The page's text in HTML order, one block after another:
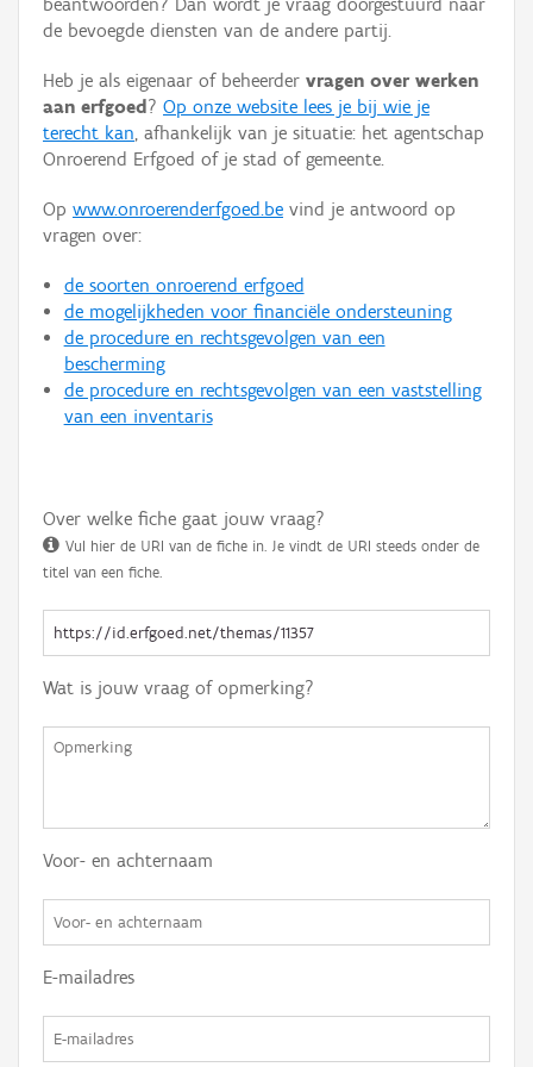
Persoon of collectief
Hergebruik
Aanmelden
de bevoegde diensten van de andere partij.
Heb je als eigenaar of beheerder vragen over werken
aan erfgoed ? Op onze website lees je bij wie je
terecht kan, afhankelijk van je situatie: het agentschap
Onroerend Erfgoed of je stad of gemeente.
Op www.onroerenderfgoed.be vind je antwoord op
vragen over:
de soorten onroerend erfgoed
de mogelijkheden voor financiële ondersteuning
de procedure en rechtsgevolgen van een
bescherming
de procedure en rechtsgevolgen van een vaststelling
van een inventaris
Over welke fiche gaat jouw vraag?
Vul hier de URI van de fiche in. Je vindt de URI steeds onder de
titel van een fiche.
Wat is jouw vraag of opmerking?
Voor- en achternaam
E-mailadres